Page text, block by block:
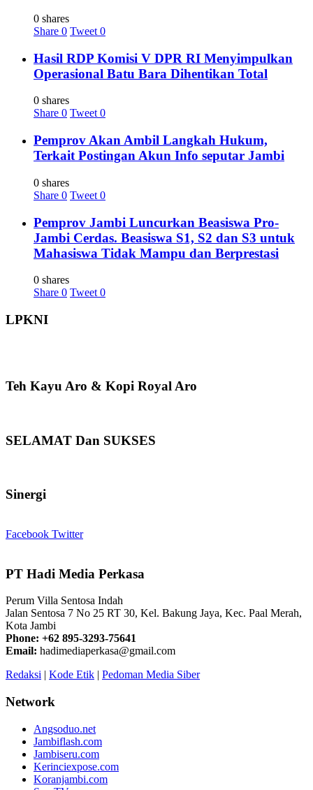
0 shares
Share 0 Tweet 0
Hasil RDP Komisi V DPR RI Menyimpulkan
Operasional Batu Bara Dihentikan Total
0 shares
Share 0 Tweet 0
Pemprov Akan Ambil Langkah Hukum,
Terkait Postingan Akun Info seputar Jambi
0 shares
Share 0 Tweet 0
Pemprov Jambi Luncurkan Beasiswa Pro-
Jambi Cerdas. Beasiswa S1, S2 dan S3 untuk
Mahasiswa Tidak Mampu dan Berprestasi
0 shares
Share 0 Tweet 0
LPKNI
Teh Kayu Aro & Kopi Royal Aro
SELAMAT Dan SUKSES
Sinergi
Facebook Twitter
PT Hadi Media Perkasa
Perum Villa Sentosa Indah
Jalan Sentosa 7 No 25 RT 30, Kel. Bakung Jaya, Kec. Paal Merah,
Kota Jambi
Phone: +62 895-3293-75641
Email: hadimediaperkasa@gmail.com
Redaksi | Kode Etik | Pedoman Media Siber
Network
Angsoduo.net
Jambiflash.com
Jambiseru.com
Kerinciexpose.com
Koranjambi.com